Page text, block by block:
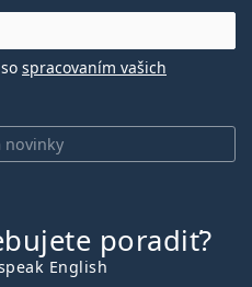
novinky
spracovaním vašich
poradiť?
English